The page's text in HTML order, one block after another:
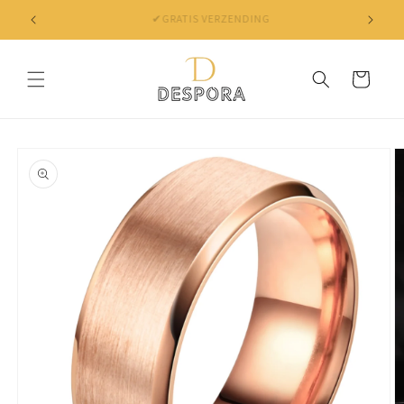
Skip to
content
✔ NIET TEVREDEN? BINNEN 30 DAGEN JE GELD TERUG
Cart
product
information